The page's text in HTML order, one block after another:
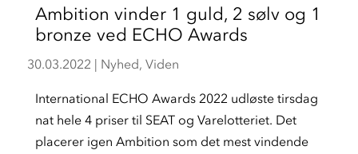
Ambition vinder 1 guld, 2 sølv og 1
bronze ved ECHO Awards
30.03.2022 | Nyhed, Viden
International ECHO Awards 2022 udløste tirsdag
nat hele 4 priser til SEAT og Varelotteriet. Det
placerer igen Ambition som det mest vindende